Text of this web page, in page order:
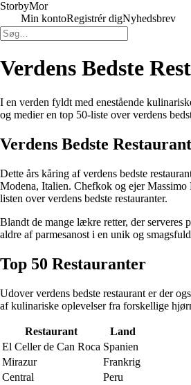
StorbyMor
Min kontoRegistrér digNyhedsbrev
Verdens Bedste
I en verden fyldt med enestående
og medier en top 50-liste over verdens
Verdens Bedste
Dette års kåring af verdens bedste
Modena, Italien. Chefkok og ejer Massimo
listen over verdens bedste restauranter.
Blandt de mange lækre retter, der serveres
aldre af parmesanost i en unik og
Top 50 Restauranter
Udover verdens bedste restaurant er der
af kulinariske oplevelser fra forskellige
Restaurant
Land
El Celler de Can Roca Spanien
Mirazur
Frankrig
Central
Peru